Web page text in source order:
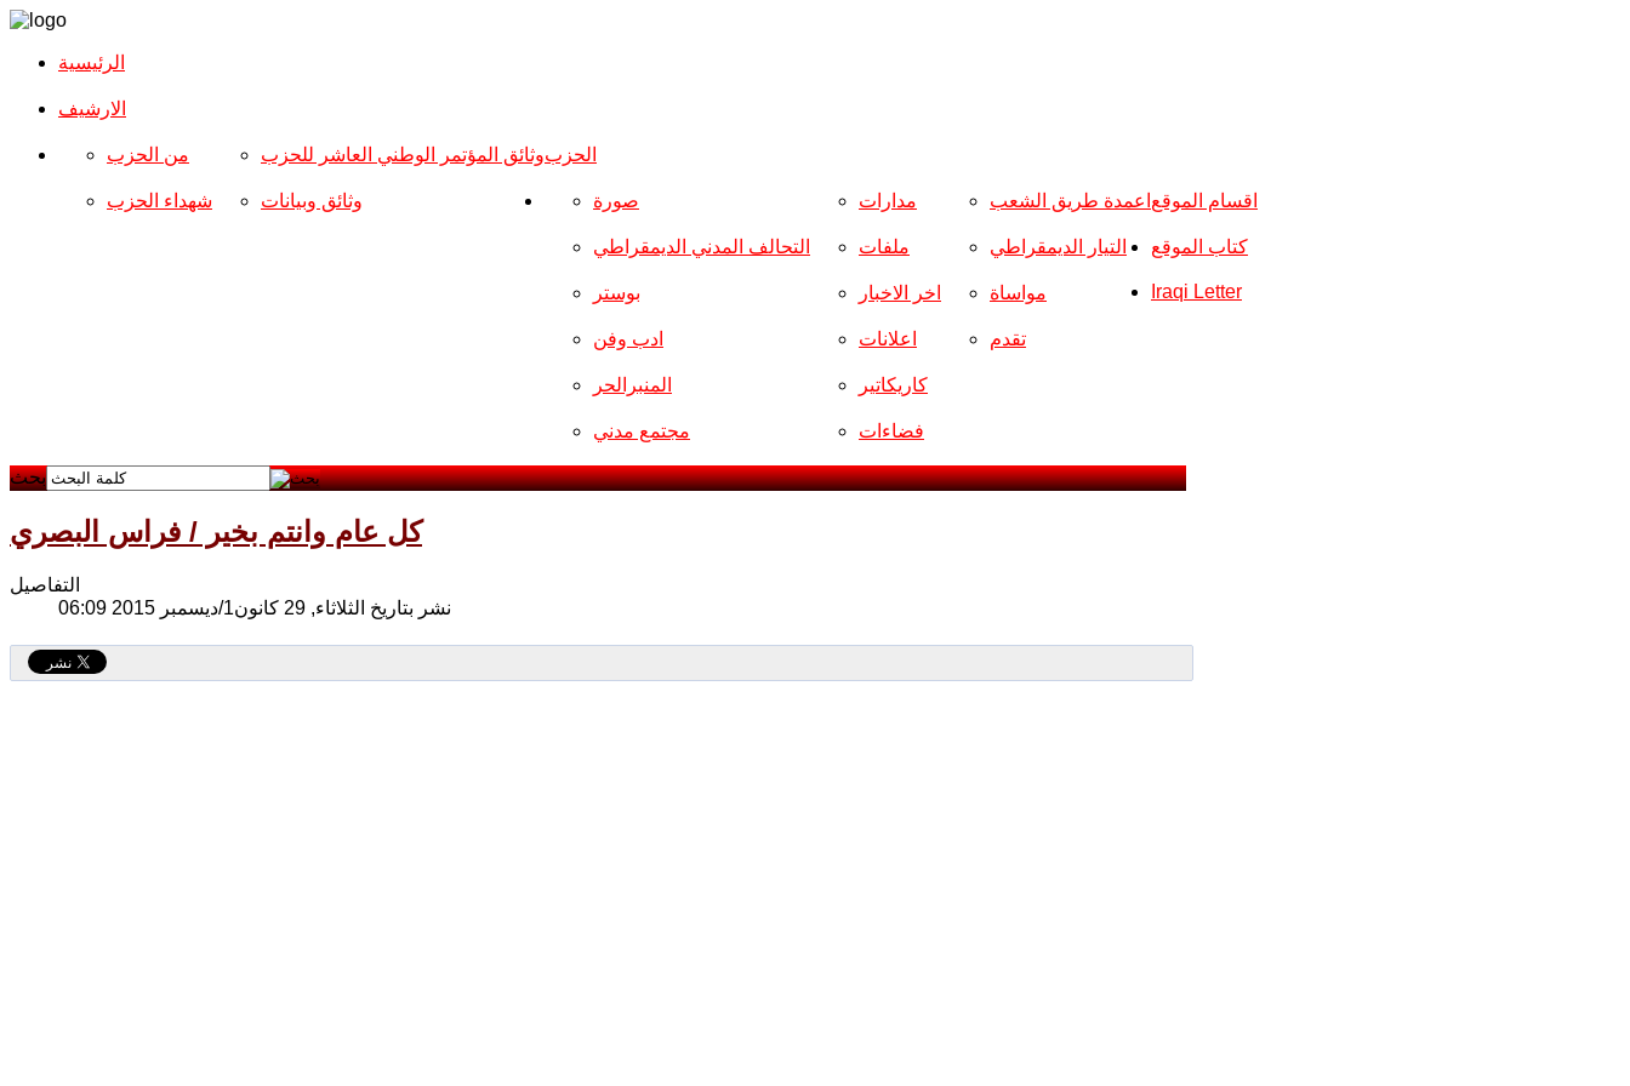
الرئيسية
الارشیف
الحزب من الحزب
شهداء الحزب
وثائق المؤتمر الوطني العاشر للحزب
وثائق وبيانات اقسام الموقع صورة
التحالف المدني الديمقراطي
بوستر
ادب وفن
المنبرالحر
مجتمع مدني
مدارات
ملفات
اخر الاخبار
اعلانات
كاريكاتير
فضاءات
اعمدة طريق الشعب
التيار الديمقراطي
مواساة
تقدم
كتاب الموقع
Iraqi Letter
بحث
كل عام وانتم بخير / فراس البصري
التفاصيل
نشر بتاريخ الثلاثاء, 29 كانون1/ديسمبر 2015 06:09